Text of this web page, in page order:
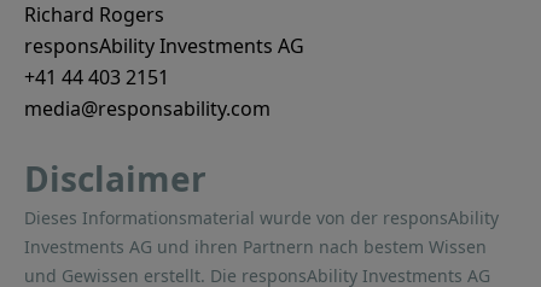
Richard Rogers
responsAbility Investments AG
+41 44 403 2151
media@responsability.com
Disclaimer
Dieses Informationsmaterial wurde von der responsAbility
Investments AG und ihren Partnern nach bestem Wissen
und Gewissen erstellt. Die responsAbility Investments AG